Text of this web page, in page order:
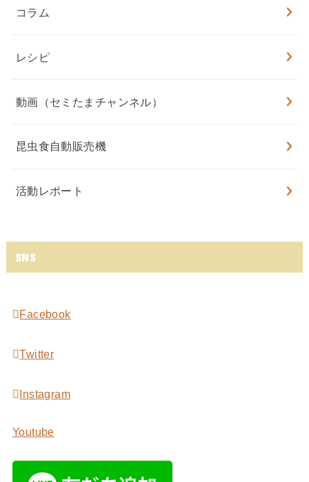
コラム
レシピ
動画（セミたまチャンネル）
昆虫食自動販売機
活動レポート
SNS
Facebook
Twitter
Instagram
Youtube